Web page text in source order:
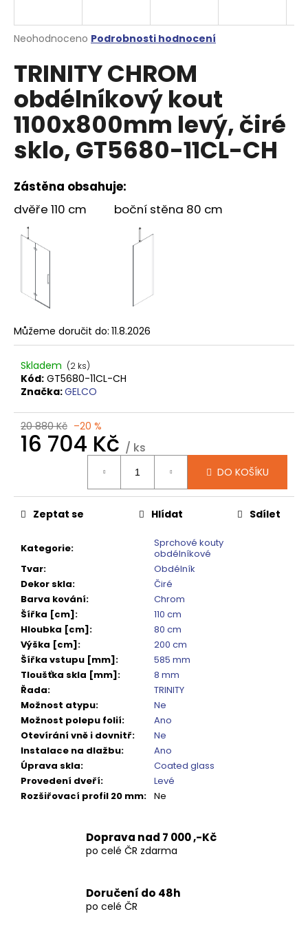
Průměrné
produktu
z
5
hvězdiček.
Neohodnoceno Podrobnosti hodnocení
TRINITY CHROM
obdélníkový kout
1100x800mm levý, čiré
sklo, GT5680-11CL-CH
Zástěna obsahuje:
dvěře 110 cm boční stěna 80 cm
Můžeme doručit do: 11.8.2026
Skladem (2 ks)
Kód: GT5680-11CL-CH
Značka:GELCO
20 880 Kč –20 %
16 704 Kč / ks
DO KOŠÍKU
Kategorie:
Sprchové kouty
obdélníkové
Tvar:
Obdélník
Dekor skla:
Čiré
Barva kování:
Chrom
Šířka [cm]:
110 cm
Hloubka [cm]:
80 cm
Výška [cm]:
200 cm
Šířka vstupu [mm]:
585 mm
Tloušťka skla [mm]:
8 mm
Řada:
TRINITY
Možnost atypu:
Ne
Možnost polepu folií:
Ano
Otevírání vně i dovnitř:
Ne
Instalace na dlažbu:
Ano
Úprava skla:
Coated glass
Provedení dveří:
Levé
Rozšiřovací profil 20 mm: Ne
Zeptat se Hlídat Sdílet
Doprava nad 7 000 ,-Kč
po celé ČR zdarma
Doručení do 48h
po celé ČR
j
t
?
HLEDAT
D
o
u
u
j
m
e
VARIO
SPRCHOVÁ
ZÁSTĚNA
SKLO
GX1310
Kč
Původně:
550
Kč